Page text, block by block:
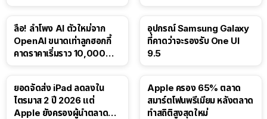
ลือ! ลำโพง AI ตัวใหม่จาก
OpenAI ขนาดเท่าลูกฮอกกี้
คาดราคาเริ่มราว 10,000
อุปกรณ์ Samsung Galaxy
ที่คาดว่าจะรองรับ One UI
9.5
ยอดจัดส่ง iPad ลดลงใน
ไตรมาส 2 ปี 2026 แต่
Apple ยังครองผู้นำตลาด
Apple ครอง 65% ตลาด
สมาร์ตโฟนพรีเมียม หลังตลาด
ทำสถิติสูงสุดใหม่